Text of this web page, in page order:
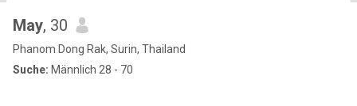
May, 30
Phanom Dong Rak, Surin, Thailand
Suche: Männlich 28 - 70